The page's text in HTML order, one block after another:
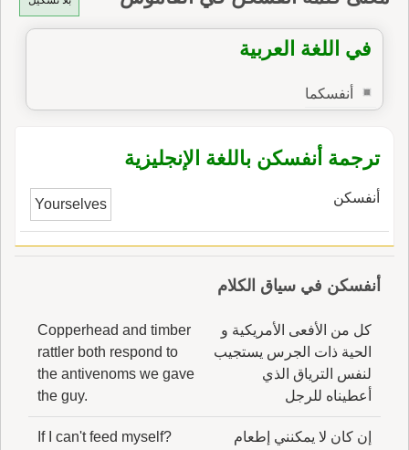
في اللغة العربية
أنفسكما
ترجمة أنفسكن باللغة الإنجليزية
أنفسكن Yourselves
أنفسكن في سياق الكلام
كل من الأفعى الأمريكية و
الحية ذات الجرس يستجيب
لنفس الترياق الذي
أعطيناه للرجل
Copperhead and timber
rattler both respond to
the antivenoms we gave
the guy.
إن كان لا يمكنني إطعام
If I can't feed myself?